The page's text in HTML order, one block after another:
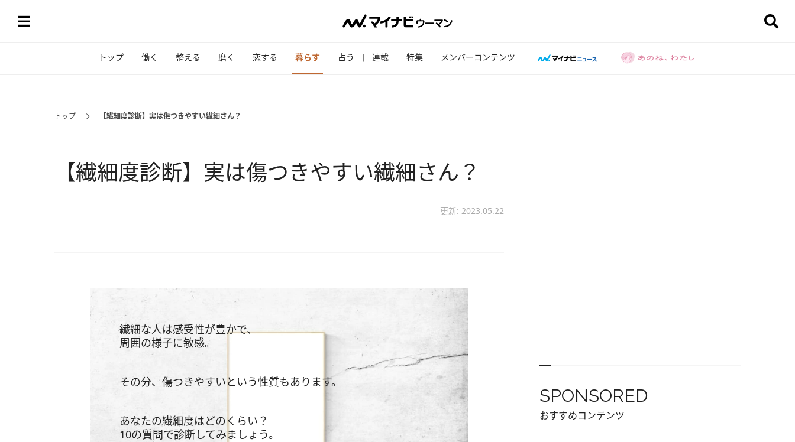
トップ 働く 整える 磨く 恋する 暮らす 占う 連載 特集 メンバーコンテンツ
トップ 【繊細度診断】実は傷つきやすい繊細さん？
【繊細度診断】実は傷つきやすい繊細さん？
更新: 2023.05.22
繊細な人は感受性が豊かで、
周囲の様子に敏感。
その分、傷つきやすいという性質もあります。
あなたの繊細度はどのくらい？
10の質問で診断してみましょう。
SPONSORED
おすすめコンテンツ